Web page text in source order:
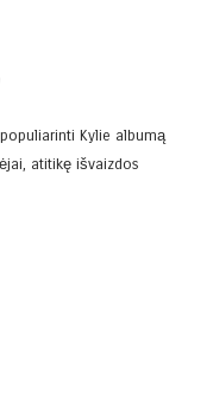
Kylie albumą
atitikę išvaizdos